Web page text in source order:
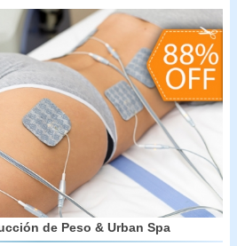
de Peso & Urban Spa